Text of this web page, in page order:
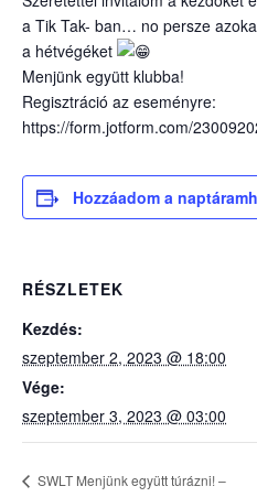
a Tik Tak- ban… no persze
a hétvégéket
Menjünk együtt klubba!
Regisztráció az eseményre:
https://form.jotform.com/
Hozzáadom a
RÉSZLETEK
Kezdés:
szeptember 2, 2023 @ 18:00
Vége:
szeptember 3, 2023 @ 03:00
SWLT Menjünk együtt túrázni! –